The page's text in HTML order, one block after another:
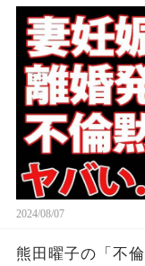
を発表しなかっ
TUN』亀梨和也
2024/08/07
熊田曜子の「不